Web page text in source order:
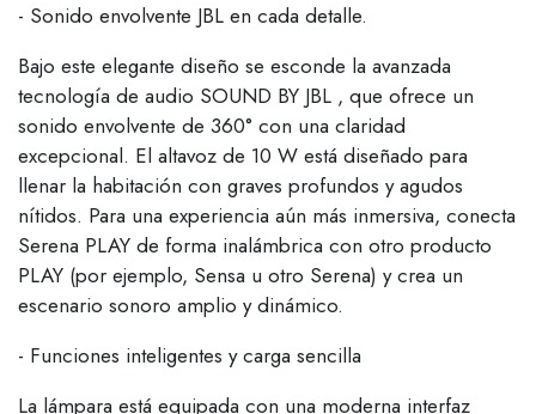
- Sonido envolvente JBL en cada detalle.
Bajo este elegante diseño se esconde la avanzada
tecnología de audio SOUND BY JBL , que ofrece un
sonido envolvente de 360° con una claridad
excepcional. El altavoz de 10 W está diseñado para
llenar la habitación con graves profundos y agudos
nítidos. Para una experiencia aún más inmersiva, conecta
Serena PLAY de forma inalámbrica con otro producto
PLAY (por ejemplo, Sensa u otro Serena) y crea un
escenario sonoro amplio y dinámico.
- Funciones inteligentes y carga sencilla
La lámpara está equipada con una moderna interfaz